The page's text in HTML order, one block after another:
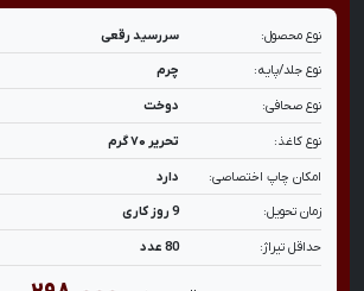
نوع محصول: سررسید رقعی
نوع جلد/پایه: چرم
نوع صحافی: دوخت
نوع کاغذ: تحریر ۷۰ گرم
امکان چاپ اختصاصی: دارد
زمان تحویل: 9 روز کاری
حداقل تیراژ: 80 عدد